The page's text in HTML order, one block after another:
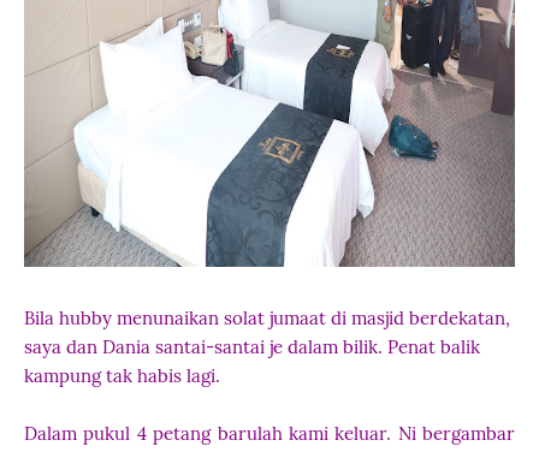
Bila hubby menunaikan solat jumaat di masjid berdekatan,
saya dan Dania santai-santai je dalam bilik. Penat balik
kampung tak habis lagi.
Dalam pukul 4 petang barulah kami keluar. Ni bergambar